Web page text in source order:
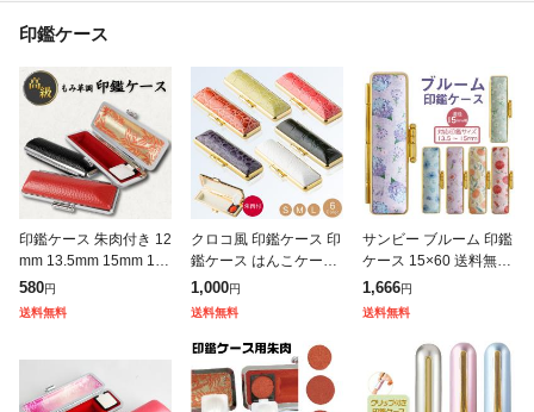
印鑑ケース
印鑑ケース 朱肉付き 12
mm 13.5mm 15mm 16.
5mm 18mm 実印ケース
法人 和風 和柄 竹 朱竹
柄 もみ革
580円
送料無料
クロコ風 印鑑ケース 印
鑑ケース はんこケース
収納 10.5mm〜18.0mm
用 収納 就職祝い かわ
いい 女性 クロコ柄
1,000円
送料無料
サンビー ブルーム 印鑑
ケース 15×60 送料無料
花柄 パステルカラー か
わいい 印鑑ケース おし
ゃれ 朱肉 ハンコ はん
1,666円
送料無料